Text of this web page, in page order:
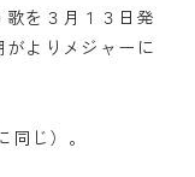
を３月１３日発
よりメジャーに
じ）。